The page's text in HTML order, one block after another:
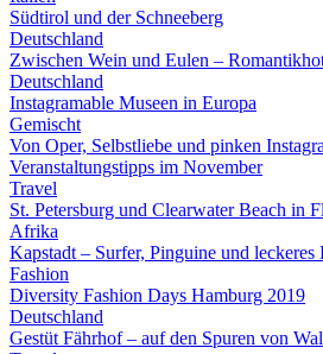
Südtirol und der Schneeberg
Deutschland
Zwischen Wein und Eulen –
Deutschland
Instagramable Museen in Europa
Gemischt
Von Oper, Selbstliebe und pinken
Veranstaltungstipps im November
Travel
St. Petersburg und Clearwater Beach in
Afrika
Kapstadt – Surfer, Pinguine und leckeres
Fashion
Diversity Fashion Days Hamburg 2019
Deutschland
Gestüt Fährhof – auf den Spuren von